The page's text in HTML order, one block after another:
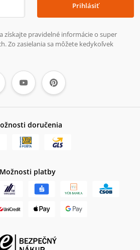
Prihlásiť
získajte pravidelné informácie o super
Zo zasielania sa môžete kedykoľvek
doručenia
Možnosti platby